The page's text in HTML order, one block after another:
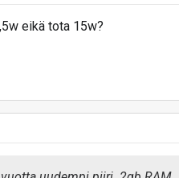
eikä tota 15w?